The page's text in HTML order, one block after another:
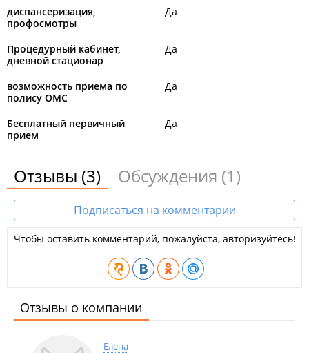
диспансеризация,
профосмотры
Да
Процедурный кабинет,
дневной стационар
Да
возможность приема по
полису ОМС
Да
Бесплатный первичный
прием
Да
Отзывы (3) Обсуждения (1)
Подписаться на комментарии
Чтобы оставить комментарий, пожалуйста, авторизуйтесь!
Отзывы о компании
Елена